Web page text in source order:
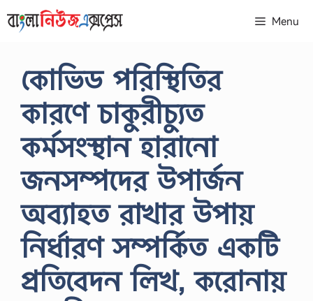
to
Menu
কোভিড পরিস্থিতির
কারণে চাকুরীচ্যুত
কর্মসংস্থান হারানাে
জনসম্পদের উপার্জন
অব্যাহত রাখার উপায়
নির্ধারণ সম্পর্কিত একটি
প্রতিবেদন লিখ, করােনায়